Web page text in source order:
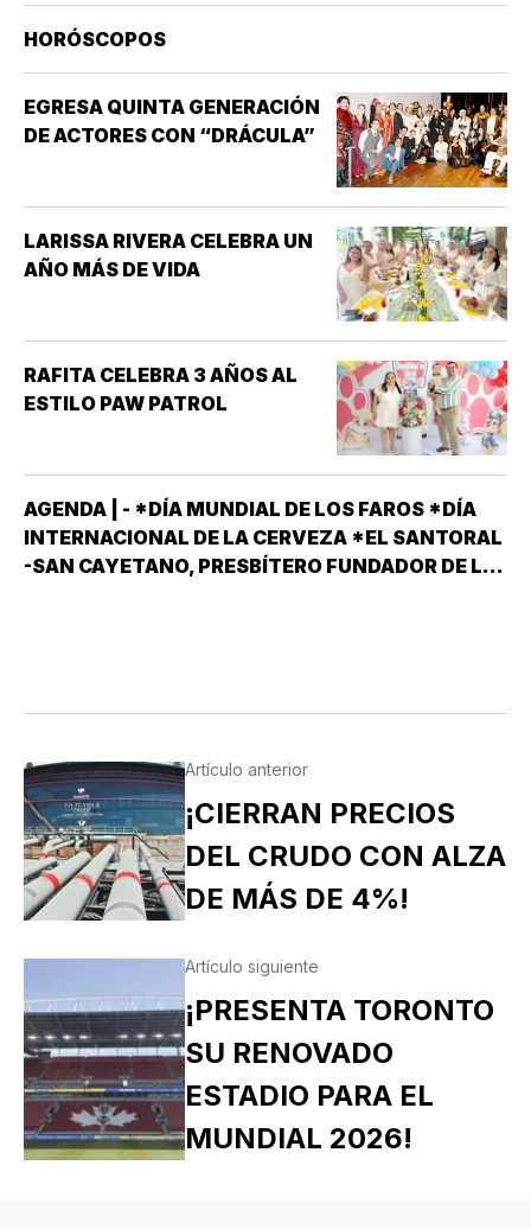
HORÓSCOPOS
EGRESA QUINTA GENERACIÓN
DE ACTORES CON “DRÁCULA”
LARISSA RIVERA CELEBRA UN
AÑO MÁS DE VIDA
RAFITA CELEBRA 3 AÑOS AL
ESTILO PAW PATROL
AGENDA | - *DÍA MUNDIAL DE LOS FAROS *DÍA
INTERNACIONAL DE LA CERVEZA *EL SANTORAL
-SAN CAYETANO, PRESBÍTERO FUNDADOR DE LA
Artículo anterior
¡CIERRAN PRECIOS
DEL CRUDO CON ALZA
DE MÁS DE 4%!
Artículo siguiente
¡PRESENTA TORONTO
SU RENOVADO
ESTADIO PARA EL
MUNDIAL 2026!